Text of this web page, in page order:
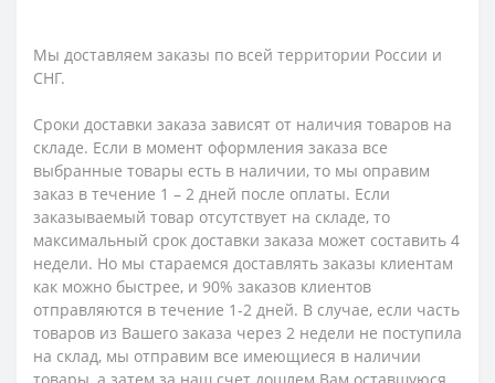
Мы доставляем заказы по всей территории России и
СНГ.
Сроки доставки заказа зависят от наличия товаров на
складе. Если в момент оформления заказа все
выбранные товары есть в наличии, то мы оправим
заказ в течение 1 – 2 дней после оплаты. Если
заказываемый товар отсутствует на складе, то
максимальный срок доставки заказа может составить 4
недели. Но мы стараемся доставлять заказы клиентам
как можно быстрее, и 90% заказов клиентов
отправляются в течение 1-2 дней. В случае, если часть
товаров из Вашего заказа через 2 недели не поступила
на склад, мы отправим все имеющиеся в наличии
товары, а затем за наш счет дошлем Вам оставшуюся